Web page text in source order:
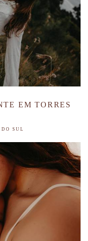
EM TORRES
SUL